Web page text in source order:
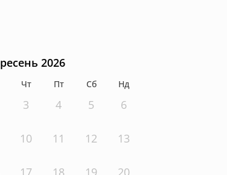
2026
Чт Пт Сб Нд
3 4 5 6
10 11 12 13
17 18 19 20